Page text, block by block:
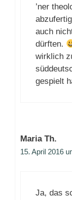
’ner
auch
dürften.
wirklich
gespielt
Maria Th.
15. April 2016
Ja, das